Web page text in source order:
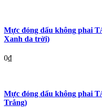
Mực đóng dấu không phai
Xanh da trời)
0₫
Mực đóng dấu không phai
Trắng)